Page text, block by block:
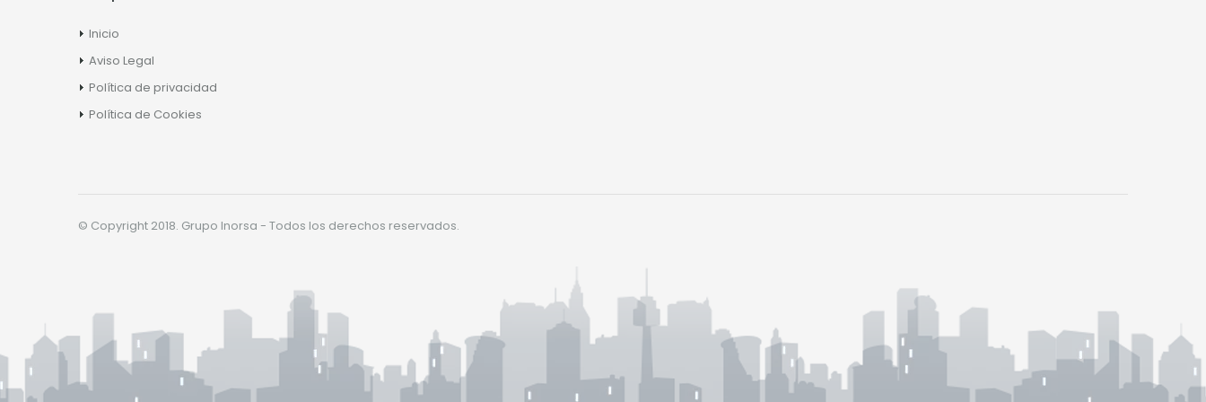
Inicio
Aviso Legal
Política de privacidad
Política de Cookies
© Copyright 2018. Grupo Inorsa - Todos los derechos reservados.